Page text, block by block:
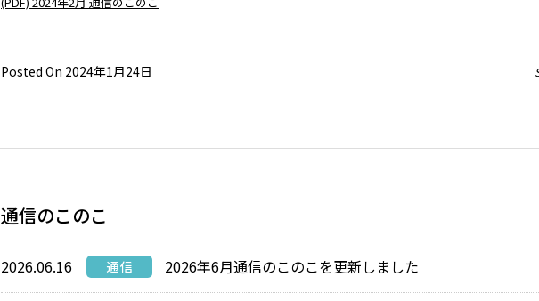
Posted On 2024年1月24日
通信のこのこ
2026.06.16 通信 2026年6月通信のこのこを更新しました